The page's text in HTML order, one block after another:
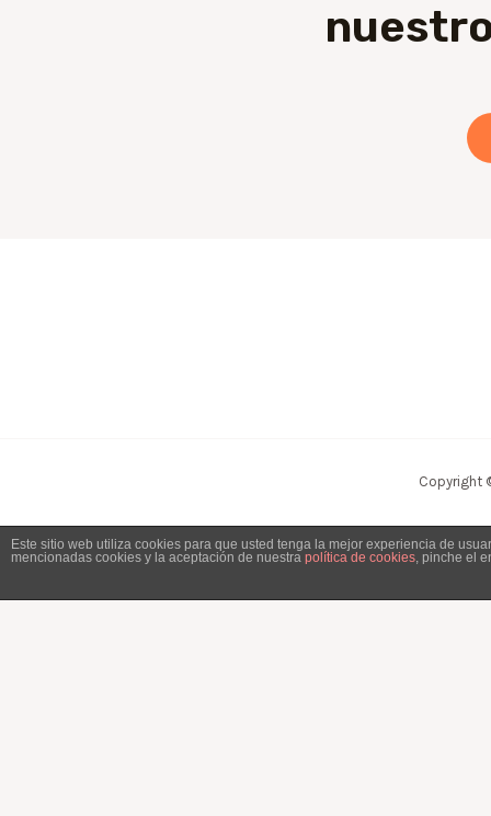
Copyright
Este sitio web utiliza cookies para que usted tenga la mejor experiencia de
mencionadas cookies y la aceptación de nuestra política de cookies , pinche el